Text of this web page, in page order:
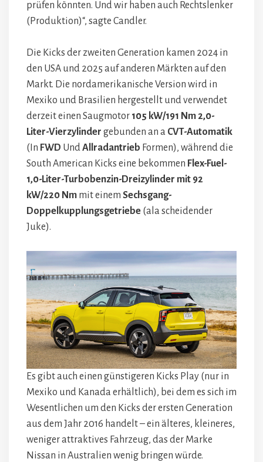
prüfen könnten. Und wir haben auch Rechtslenker
(Produktion)“, sagte Candler.
Die Kicks der zweiten Generation kamen 2024 in
den USA und 2025 auf anderen Märkten auf den
Markt. Die nordamerikanische Version wird in
Mexiko und Brasilien hergestellt und verwendet
derzeit einen Saugmotor 105 kW/191 Nm 2,0-
Liter-Vierzylinder gebunden an a CVT-Automatik
(In FWD Und Allradantrieb Formen), während die
South American Kicks eine bekommen Flex-Fuel-
1,0-Liter-Turbobenzin-Dreizylinder mit 92
kW/220 Nm mit einem Sechsgang-
Doppelkupplungsgetriebe (ala scheidender
Juke).
Es gibt auch einen günstigeren Kicks Play (nur in
Mexiko und Kanada erhältlich), bei dem es sich im
Wesentlichen um den Kicks der ersten Generation
aus dem Jahr 2016 handelt – ein älteres, kleineres,
weniger attraktives Fahrzeug, das der Marke
Nissan in Australien wenig bringen würde.